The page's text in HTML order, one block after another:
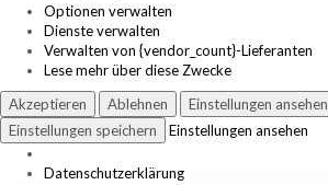
Optionen verwalten
Dienste verwalten
Verwalten von {vendor_count}-Lieferanten
Lese mehr über diese Zwecke
Akzeptieren
Ablehnen
Einstellungen ansehen
Einstellungen speichern
Einstellungen ansehen
Datenschutzerklärung